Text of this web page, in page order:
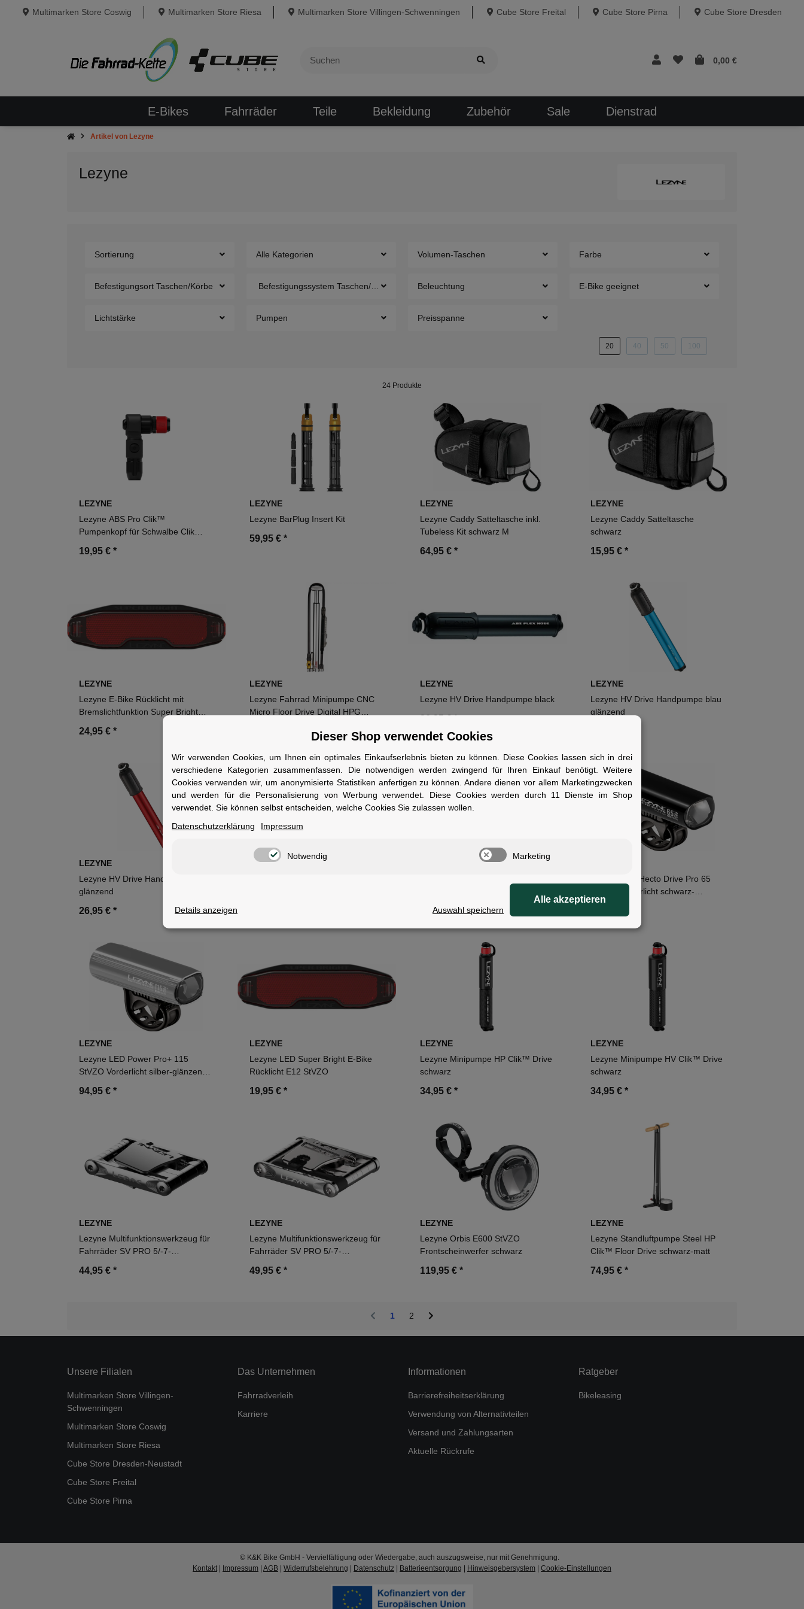
Multimarken Store Coswig Multimarken Store Riesa Multimarken Store Villingen-Schwenningen Cube Store Freital Cube Store Pirna Cube Store Dresden
0,00 €
E-Bikes Fahrräder Teile Bekleidung Zubehör Sale Dienstrad
Artikel von Lezyne
Lezyne
Sortierung Alle Kategorien Volumen-Taschen Farbe
Befestigungsort Taschen/Körbe Befestigungssystem Taschen/Körbe Beleuchtung E-Bike geeignet
Lichtstärke Pumpen Preisspanne
20 40 50 100
24 Produkte
LEZYNE
Lezyne ABS Pro Clik™
Pumpenkopf für Schwalbe Clik
19,95 € *
LEZYNE
Lezyne BarPlug Insert Kit
59,95 € *
LEZYNE
Lezyne Caddy Satteltasche inkl.
Tubeless Kit schwarz M
64,95 € *
LEZYNE
Lezyne Caddy Satteltasche
schwarz
15,95 € *
LEZYNE
Lezyne E-Bike Rücklicht mit
Bremslichtfunktion Super Bright
24,95 € *
LEZYNE
Lezyne Fahrrad Minipumpe CNC
Micro Floor Drive Digital HPG
LEZYNE
Lezyne HV Drive Handpumpe black
26,95 €*
LEZYNE
Lezyne HV Drive Handpumpe blau
glänzend
LEZYNE
Lezyne HV Drive Handpumpe rot
glänzend
26,95 € *
LEZYNE
49,95 €*
Lezyne LED Hecto Drive Pro 65
StVZO Vorderlicht schwarz-
glänzend weißes Licht
LEZYNE
Lezyne LED Power Pro+ 115
StVZO Vorderlicht silber-glänzend
94,95 € *
LEZYNE
Lezyne LED Super Bright E-Bike
Rücklicht E12 StVZO
19,95 € *
LEZYNE
Lezyne Minipumpe HP Clik™ Drive
schwarz
34,95 € *
LEZYNE
Lezyne Minipumpe HV Clik™ Drive
schwarz
34,95 € *
LEZYNE
Lezyne Multifunktionswerkzeug für
Fahrräder SV PRO 5/-7-
2/-3/-4/-5/-6/-8 mm / T10/T25 /
44,95 € *
LEZYNE
Lezyne Multifunktionswerkzeug für
Fahrräder SV PRO 5/-7-
mm / T10/T25 / 9/-10/-11/-12 -fach
49,95 € *
LEZYNE
Lezyne Orbis E600 StVZO
Frontscheinwerfer schwarz
119,95 € *
LEZYNE
Lezyne Standluftpumpe Steel HP
Clik™ Floor Drive schwarz-matt
74,95 € *
1 2
Unsere Filialen
Multimarken Store Villingen-
Schwenningen
Multimarken Store Coswig
Multimarken Store Riesa
Cube Store Dresden-Neustadt
Cube Store Freital
Cube Store Pirna
Das Unternehmen
Fahrradverleih
Karriere
Informationen
Barrierefreiheitserklärung
Verwendung von Alternativteilen
Versand und Zahlungsarten
Aktuelle Rückrufe
Ratgeber
Bikeleasing
© K&K Bike GmbH - Vervielfältigung oder Wiedergabe, auch auszugsweise, nur mit Genehmigung.
Kontakt
Impressum AGB Widerrufsbelehrung Datenschutz Batterieentsorgung Hinweisgebersystem Cookie-Einstellungen
Dieser Shop verwendet Cookies
Wir verwenden Cookies, um Ihnen ein optimales Einkaufserlebnis bieten zu können. Diese Cookies lassen sich in drei
verschiedene Kategorien zusammenfassen. Die notwendigen werden zwingend für Ihren Einkauf benötigt. Weitere
Cookies verwenden wir, um anonymisierte Statistiken anfertigen zu können. Andere dienen vor allem Marketingzwecken
und werden für die Personalisierung von Werbung verwendet. Diese Cookies werden durch 11 Dienste im Shop
verwendet. Sie können selbst entscheiden, welche Cookies Sie zulassen wollen.
Datenschutzerklärung
Impressum
Notwendig Marketing
Details anzeigen Auswahl speichern
Alle akzeptieren